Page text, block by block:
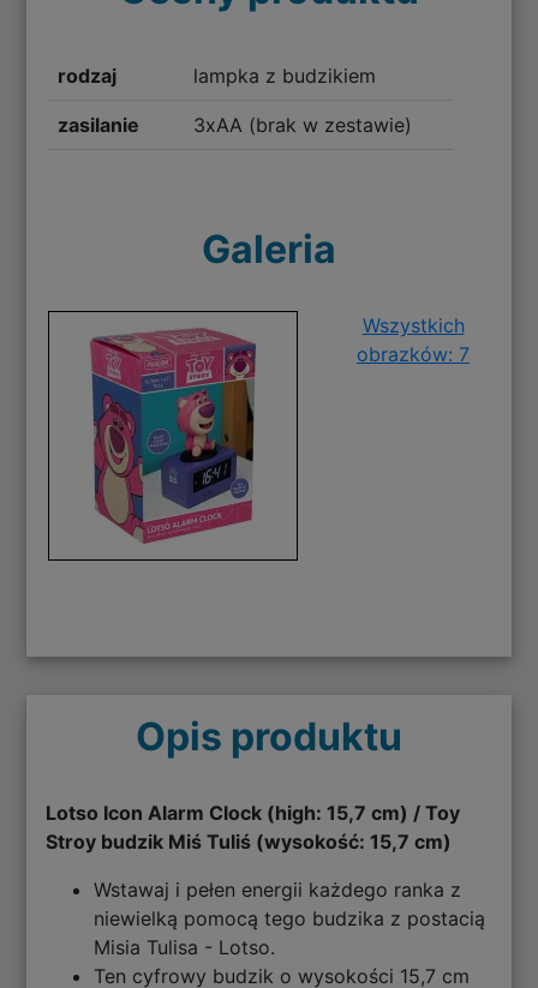
rodzaj lampka z budzikiem
zasilanie 3xAA (brak w zestawie)
Galeria
Wszystkich
obrazków: 7
Opis produktu
Lotso Icon Alarm Clock (high: 15,7 cm) / Toy
Stroy budzik Miś Tuliś (wysokość: 15,7 cm)
Wstawaj i pełen energii każdego ranka z
niewielką pomocą tego budzika z postacią
Misia Tulisa - Lotso.
Ten cyfrowy budzik o wysokości 15,7 cm